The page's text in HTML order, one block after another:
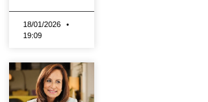
18/01/2026
19:09